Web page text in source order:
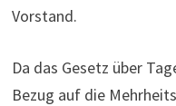
Vorstand.
Da das Gesetz über
Bezug auf die